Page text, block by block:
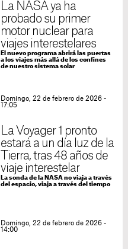
La NASA ya ha
probado su primer
motor nuclear para
viajes interestelares
El nuevo programa abrirá las puertas
a los viajes más allá de los confines
de nuestro sistema solar
Domingo, 22 de febrero de 2026 -
17:05
La Voyager 1 pronto
estará a un día luz de la
Tierra, tras 48 años de
viaje interestelar
La sonda de la NASA no viaja a través
del espacio, viaja a través del tiempo
Domingo, 22 de febrero de 2026 -
14:00